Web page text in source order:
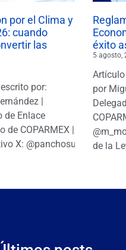
por el Clima y
cuando
las
por:
|
de Enlace
de COPARMEX |
X: @panchosuarezh
éxito
5 agosto,
por
de la